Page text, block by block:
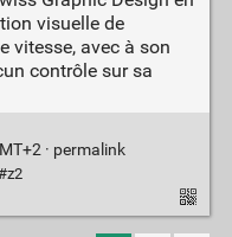
visuelle de
vitesse, avec à son
contrôle sur sa
· permalink